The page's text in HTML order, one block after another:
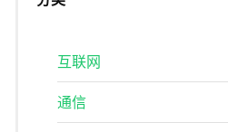
互联网
通信